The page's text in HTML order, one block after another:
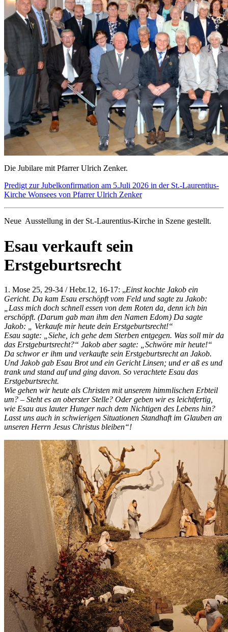
Die Jubilare mit Pfarrer Ulrich Zenker.
Predigt zur Jubelkonfirmation am 5.Juli 2026 in der St.-Laurentius-
Kirche Wonsees von Pfarrer Ulrich Zenker
Neue Ausstellung in der St.-Laurentius-Kirche in Szene gestellt.
Esau verkauft sein
Erstgeburtsrecht
1. Mose 25, 29-34 / Hebr.12, 16-17: „Einst kochte Jakob ein
Gericht. Da kam Esau erschöpft vom Feld und sagte zu Jakob:
„Lass mich doch schnell essen von dem Roten da, denn ich bin
erschöpft. (Darum gab man ihm den Namen Edom) Da sagte
Jakob: „ Verkaufe mir heute dein Erstgeburtsrecht!“
Esau sagte: „Siehe, ich gehe dem Sterben entgegen. Was soll mir da
das Erstgeburtsrecht?“ Jakob aber sagte: „Schwöre mir heute!“
Da schwor er ihm und verkaufte sein Erstgeburtsrecht an Jakob.
Und Jakob gab Esau Brot und ein Gericht Linsen; und er aß es und
trank und stand auf und ging davon. So verachtete Esau das
Erstgeburtsrecht.
Wie gehen wir heute als Christen mit unserem himmlischen Erbteil
um? – Steht es an oberster Stelle? Oder geben wir es leichtfertig,
wie Esau aus lauter Hunger nach dem Nichtigen des Lebens hin?
Lasst uns auch in schwierigen Situationen Standhaft im Glauben an
unseren Herrn Jesus Christus bleiben“!